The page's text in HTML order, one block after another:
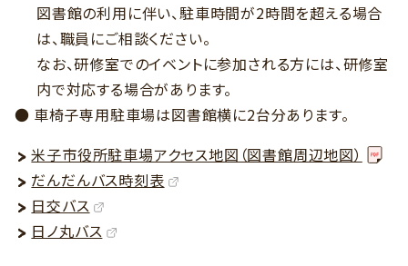
図書館の利用に伴い、駐車時間が2時間を超える場合
は、職員にご相談ください。
なお、研修室でのイベントに参加される方には、研修室
内で対応する場合があります。
車椅子専用駐車場は図書館横に2台分あります。
米子市役所駐車場アクセス地図（図書館周辺地図）
だんだんバス時刻表
日交バス
日ノ丸バス